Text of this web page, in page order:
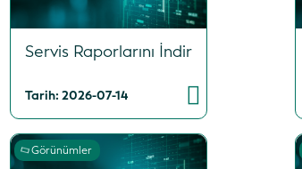
Servis Raporlarını İndir
Tarih: 2026-07-14
Görünümler